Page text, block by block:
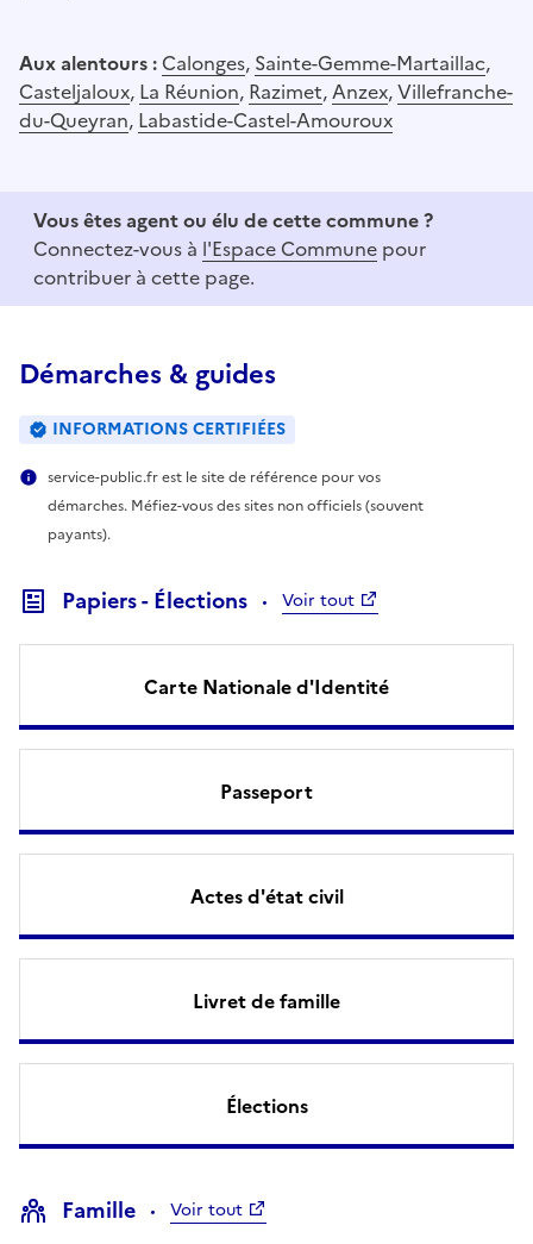
Aux alentours : Calonges, Sainte-Gemme-Martaillac,
Casteljaloux, La Réunion, Razimet,Anzex,Villefranche-
du-Queyran, Labastide-Castel-Amouroux
Vous êtes agent ou élu de cette commune ?
Connectez-vous à l'Espace Commune pour
contribuer à cette page.
Démarches & guides
INFORMATIONS CERTIFIÉES
service-public.fr est le site de référence pour vos
démarches. Méfiez-vous des sites non officiels (souvent
payants).
Papiers - Élections Voir tout
Carte Nationale d'Identité
Passeport
Actes d'état civil
Livret de famille
Élections
Famille Voir tout